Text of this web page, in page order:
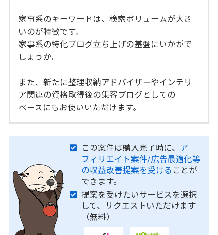
家事系のキーワードは、検索ボリュームが大き
いのが特徴です。
家事系の特化ブログ立ち上げの基盤にいかがで
しょうか。
また、新たに整理収納アドバイザーやインテリ
ア関連の資格取得後の集客ブログとしての
ベースにもお使いいただけます。
この案件は購入完了時に、 ア
フィリエイト案件/広告最適化等
の収益改善提案を受ける ことが
できます。
提案を受けたいサービスを選択
して、リクエストいただけます
（無料）